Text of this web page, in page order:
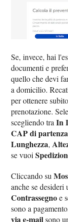
Se, invece, hai
documenti e
quello che devi
a domicilio.
per ottenere
prenotazione.
scegliendo traIn
CAP di partenza
Lunghezza,
se vuoi
Cliccando su
anche se desideri
Contrassegnoe
sono a
via e-mailsono